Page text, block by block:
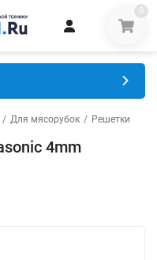
0
/ Для мясорубок / Решетки
4mm